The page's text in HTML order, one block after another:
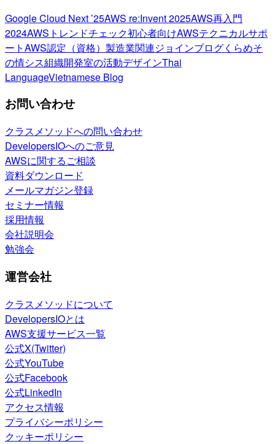
Google Cloud Next ’25AWS re:Invent 2025AWS再入門
2024AWSトレンドチェック初心者向けAWSテクニカルサポ
ートAWS認定（資格） 製造業関連ジョインブログくらめそ
の情シス組織開発室の活動デザインThai
LanguageVietnamese Blog
お問い合わせ
クラスメソッドへの問い合わせ
DevelopersIOへのご意見
AWSに関するご相談
資料ダウンロード
メールマガジン登録
セミナー情報
採用情報
会社説明会
勉強会
運営会社
クラスメソッドについて
DevelopersIOとは
AWS支援サービス一覧
公式X(Twitter)
公式YouTube
公式Facebook
公式LinkedIn
アクセス情報
プライバシーポリシー
クッキーポリシー